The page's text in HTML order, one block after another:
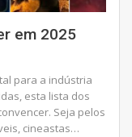
em 2025
para a indústria
esta lista dos
Seja pelos
cineastas…